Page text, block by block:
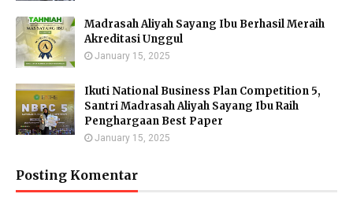
Madrasah Aliyah Sayang Ibu Berhasil Meraih
Akreditasi Unggul
January 15, 2025
Ikuti National Business Plan Competition 5,
Santri Madrasah Aliyah Sayang Ibu Raih
Penghargaan Best Paper
January 15, 2025
Posting Komentar